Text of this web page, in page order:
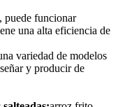
puede funcionar
una alta eficiencia de
variedad de modelos
y producir de